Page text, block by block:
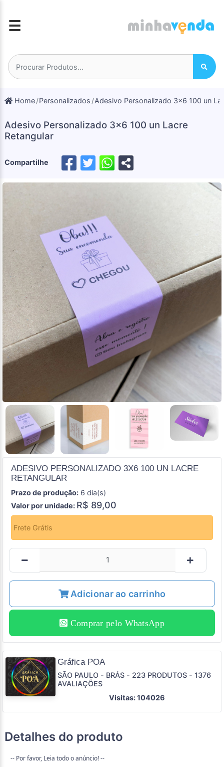
☰
Home Personalizados Adesivo Personalizado 3x6 100 un
Adesivo Personalizado 3x6 100 un Lacre
Retangular
Compartilhe
ADESIVO PERSONALIZADO 3X6 100 UN LACRE
RETANGULAR
Prazo de produção: 6 dia(s)
Valor por unidade: R$ 89,00
Frete Grátis
Adicionar ao carrinho
Comprar pelo WhatsApp
Gráfica POA
SÃO PAULO - BRÁS - 223 PRODUTOS - 1376
AVALIAÇÕES
Visitas: 104026
Detalhes do produto
-- Por favor, Leia todo o anúncio! --